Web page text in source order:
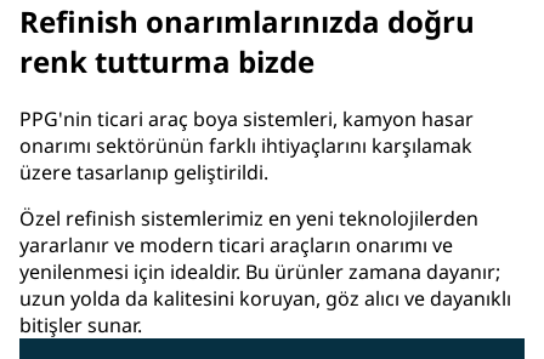
Refinish onarımlarınızda doğru
renk tutturma bizde
PPG'nin ticari araç boya sistemleri, kamyon hasar
onarımı sektörünün farklı ihtiyaçlarını karşılamak
üzere tasarlanıp geliştirildi.
Özel refinish sistemlerimiz en yeni teknolojilerden
yararlanır ve modern ticari araçların onarımı ve
yenilenmesi için idealdir. Bu ürünler zamana dayanır;
uzun yolda da kalitesini koruyan, göz alıcı ve dayanıklı
bitişler sunar.